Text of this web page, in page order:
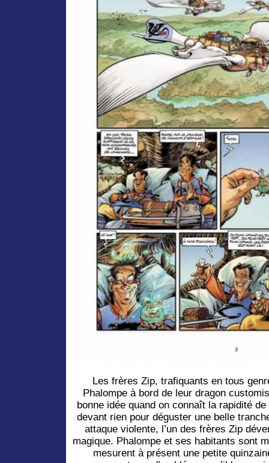
Les frères Zip, trafiquants en tous
Phalompe à bord de leur dragon
bonne idée quand on connaît la rapidité
devant rien pour déguster une belle
attaque violente, l’un des frères Zip
magique. Phalompe et ses habitants sont
mesurent à présent une petite